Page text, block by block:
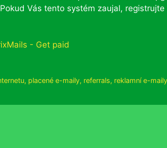
Vás tento systém zaujal, registrujte
, placené e-maily, referrals, reklamní e-maily